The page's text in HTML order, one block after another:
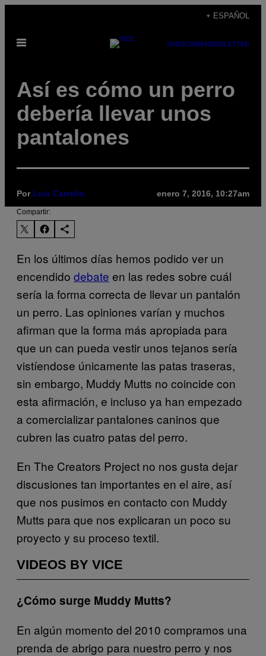
contenido
+ ESPAÑOL
Abrir
SUBSCRIBENEWSLETTER
Así es cómo un perro
debería llevar unos
pantalones
Por Luis Carreño enero 7, 2016, 10:27am
Compartir:
En los últimos días hemos podido ver un
encendido debate en las redes sobre cuál
sería la forma correcta de llevar un pantalón
un perro. Las opiniones varían y muchos
afirman que la forma más apropiada para
que un can pueda vestir unos tejanos sería
vistíendose únicamente las patas traseras,
sin embargo, Muddy Mutts no coincide con
esta afirmación, e incluso ya han empezado
a comercializar pantalones caninos que
cubren las cuatro patas del perro.
En The Creators Project no nos gusta dejar
discusiones tan importantes en el aire, así
que nos pusimos en contacto con Muddy
Mutts para que nos explicaran un poco su
proyecto y su proceso textil.
VIDEOS BY VICE
¿Cómo surge Muddy Mutts?
En algún momento del 2010 compramos una
prenda de abrigo para nuestro perro y nos